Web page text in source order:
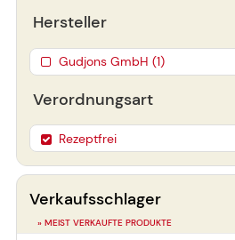
Hersteller
Gudjons GmbH (1)
Verordnungsart
Rezeptfrei
Verkaufsschlager
» MEIST VERKAUFTE PRODUKTE